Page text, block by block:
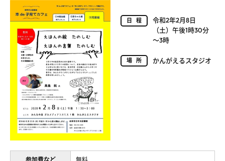
日程
令和2年2月8日
（土）午後1時30分
～3時
場所 かんがえるスタジオ